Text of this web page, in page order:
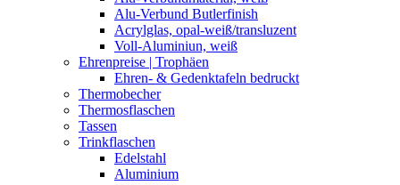
Alu-Verbund Butlerfinish
Acrylglas, opal-weiß/transluzent
Voll-Aluminiun, weiß
Ehrenpreise | Trophäen
Ehren- & Gedenktafeln bedruckt
Thermobecher
Thermosflaschen
Tassen
Trinkflaschen
Edelstahl
Aluminium